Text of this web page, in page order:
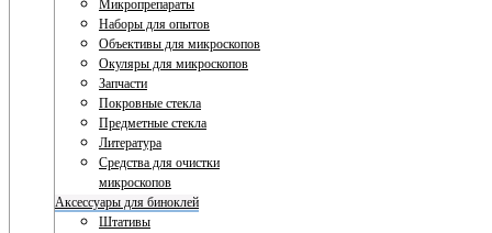
Микропрепараты
Наборы для опытов
Объективы для микроскопов
Окуляры для микроскопов
Запчасти
Покровные стекла
Предметные стекла
Литература
Средства для очистки
микроскопов
Аксессуары для биноклей
Штативы